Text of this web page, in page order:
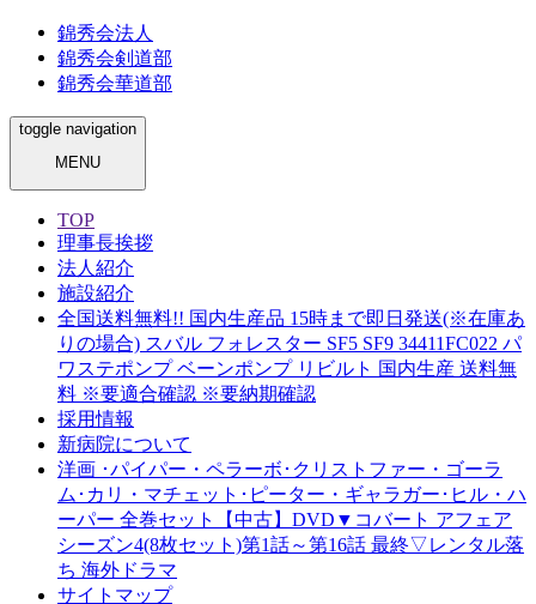
錦秀会法人
錦秀会剣道部
錦秀会華道部
toggle navigation
MENU
TOP
理事長挨拶
法人紹介
施設紹介
全国送料無料!! 国内生産品 15時まで即日発送(※在庫あ
りの場合) スバル フォレスター SF5 SF9 34411FC022 パ
ワステポンプ ベーンポンプ リビルト 国内生産 送料無
料 ※要適合確認 ※要納期確認
採用情報
新病院について
洋画 ･パイパー・ペラーボ･クリストファー・ゴーラ
ム･カリ・マチェット･ピーター・ギャラガー･ヒル・ハ
ーパー 全巻セット【中古】DVD▼コバート アフェア
シーズン4(8枚セット)第1話～第16話 最終▽レンタル落
ち 海外ドラマ
サイトマップ